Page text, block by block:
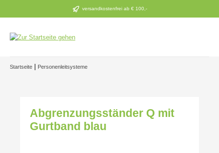
Zum Hauptinhalt springen versandkostenfrei ab € 100,-
Startseite Personenleitsysteme
Abgrenzungsständer Q mit
Gurtband blau